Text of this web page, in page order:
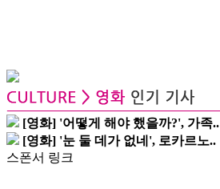
[영화] '어떻게 해야 했을까?', 가족..
[영화] '눈 둘 데가 없네', 로카르노..
스폰서 링크